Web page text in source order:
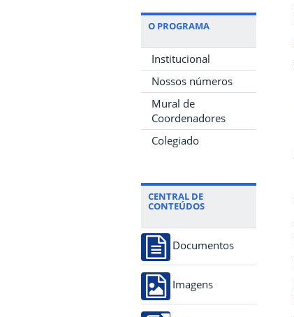
O PROGRAMA
Institucional
Nossos números
Mural de
Coordenadores
Colegiado
CENTRAL DE
CONTEÚDOS
Documentos
Imagens